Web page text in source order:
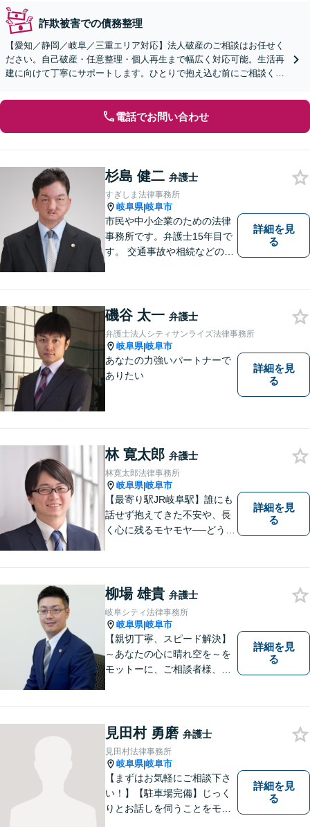
詐欺被害での債務整理
【愛知／静岡／岐阜／三重エリア対応】法人破産のご相談はお任せく
ださい。自己破産・任意整理・個人再生まで幅広く対応可能。生活再
建に向けて丁寧にサポートします。ひとりで抱え込む前にご相談くだ
電話でお問い合わせ
杉島 健二 弁護士
すぎしま法律事務所
岐阜県|岐阜市
市民や中小企業のための法律
事務所です。弁護士15年目で
す。 交通事故や相続などの相
ました。特に交通事故では多
くの後遺障害事故や死亡事故
を解決してきました。
詳細を見
る
磯谷 太一 弁護士
弁護士法人シティサンライズ法律事務所
岐阜県|岐阜市
あなたの力強いパートナーで
ありたい
詳細を見
る
林 寛太郎 弁護士
林寛太郎法律事務所
岐阜県|岐阜市
【最寄り駅JR岐阜駅】誰にも
話せず抱えてきた不安や、長
く心に残るモヤモヤ──どうぞ
一緒に見つけていきます。
【丁寧なヒアリング】【地域
密着型の法律事務所】
詳細を見
る
柳場 雄貴 弁護士
岐阜シティ法律事務所
岐阜県|岐阜市
【親切丁寧、スピード解決】
～あなたの心に晴れ空を～を
モットーに、ご相談者様、依
お気軽にご相談下さい。
詳細を見
る
見田村 勇磨 弁護士
見田村法律事務所
岐阜県|岐阜市
【まずはお気軽にご相談下さ
い！】【駐車場完備】じっく
りとお話しを伺うことをモッ
詳細を見
る